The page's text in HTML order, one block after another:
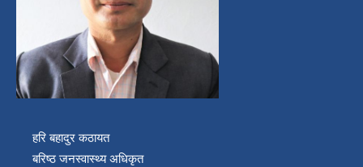
हरि बहादुर कठायत
बरिष्ठ जनस्वास्थ्य अधिकृत